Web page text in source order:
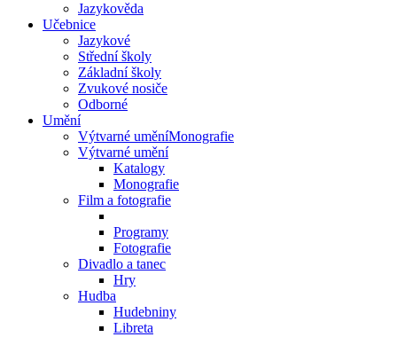
Jazykověda
Učebnice
Jazykové
Střední školy
Základní školy
Zvukové nosiče
Odborné
Umění
Výtvarné uměníMonografie
Výtvarné umění
Katalogy
Monografie
Film a fotografie
Programy
Fotografie
Divadlo a tanec
Hry
Hudba
Hudebniny
Libreta